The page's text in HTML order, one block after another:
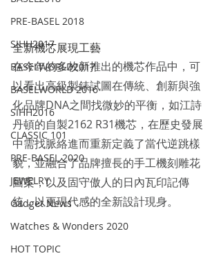
PRE-BASEL 2018
SIHH2017
BASELWORLD2017
BASELWORLD 2016
SIHH2016
CLASSIC 101
PRE-BASEL 2020
JEWELRY
Gadget News
Watches & Wonders 2020
HOT TOPIC
全新機芯展現工藝
在今年的多枚新推出的機芯作品中，可
以看出高級製錶試圖在傳統、創新與強
化品牌DNA之間找微妙的平衡，如江詩
丹頓的自製2162 R31機芯，在歷史發展
中需找脈絡進而重新定義了當代逆跳樣
貌，並融合了品牌擅長的手工機刻雕花
圖案，以及固守傲人的日內瓦印記傳
統，以更現代感的全新設計現身。